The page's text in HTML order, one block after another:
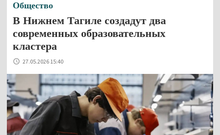
Общество
В Нижнем Тагиле создадут два
современных образовательных
кластера
27.05.2026 15:40